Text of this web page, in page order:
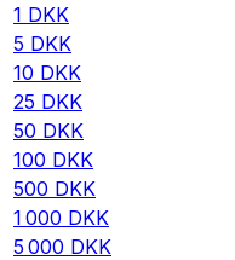
1 DKK
5 DKK
10 DKK
25 DKK
50 DKK
100 DKK
500 DKK
1 000 DKK
5 000 DKK